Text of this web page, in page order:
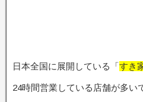
日本全国に展開している「すき
24時間営業している店舗が多い